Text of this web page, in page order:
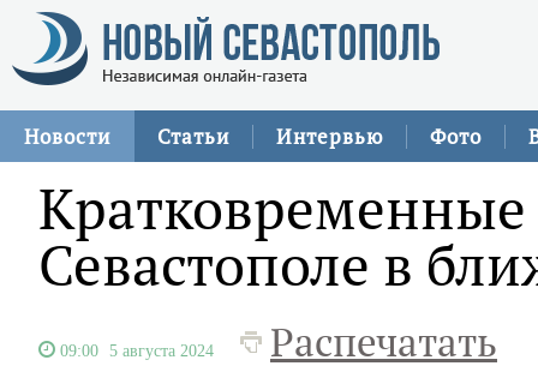
Новости Статьи Интервью Фото
Севастополе в
09:00 5 августа 2024 Распечатать